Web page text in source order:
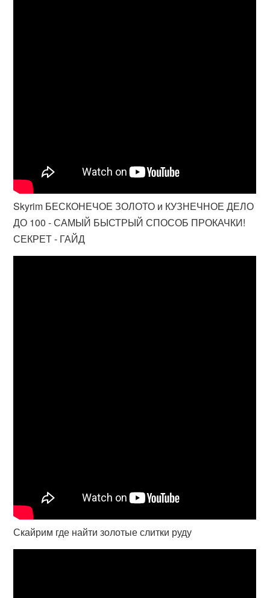
Skyrim БЕСКОНЕЧОЕ ЗОЛОТО и КУЗНЕЧНОЕ ДЕЛО
ДО 100 - САМЫЙ БЫСТРЫЙ СПОСОБ ПРОКАЧКИ!
СЕКРЕТ - ГАЙД
Скайрим где найти золотые слитки руду